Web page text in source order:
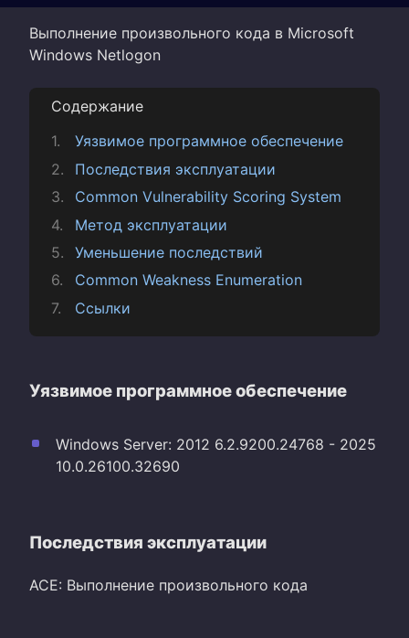
Выполнение произвольного кода в Microsoft
Windows Netlogon
Содержание
Уязвимое программное обеспечение
Последствия эксплуатации
Common Vulnerability Scoring System
Метод эксплуатации
Уменьшение последствий
Common Weakness Enumeration
Ссылки
Уязвимое программное обеспечение
Windows Server: 2012 6.2.9200.24768 - 2025
10.0.26100.32690
Последствия эксплуатации
ACE: Выполнение произвольного кода